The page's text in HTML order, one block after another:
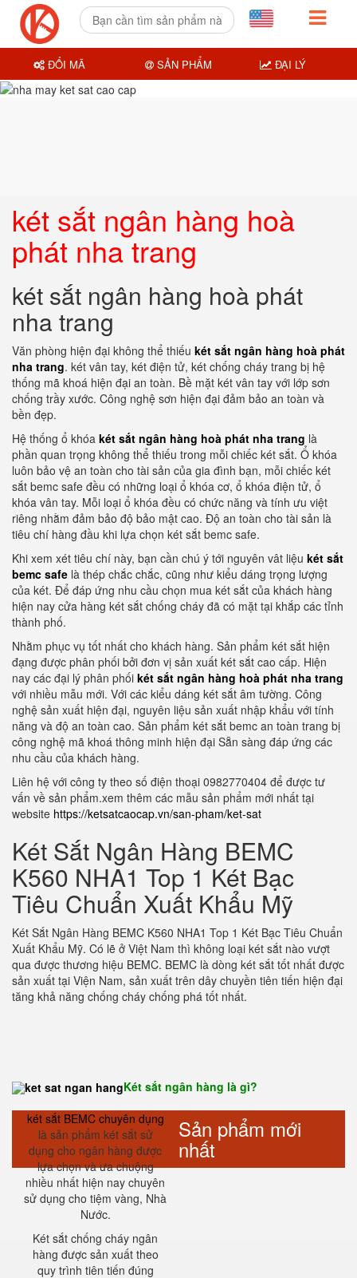
két sắt ngân hàng hoà
phát nha trang
két sắt ngân hàng hoà phát
nha trang
Văn phòng hiện đại không thể thiếu két sắt ngân hàng hoà phát
nha trang. két vân tay, két điện tử, két chống cháy trang bị hệ
thống mã khoá hiện đại an toàn. Bề mặt két vân tay với lớp sơn
chống trầy xước. Công nghệ sơn hiện đại đảm bảo an toàn và
bền đẹp.
Hệ thống ổ khóa két sắt ngân hàng hoà phát nha trang là
phần quan trọng không thể thiếu trong mỗi chiếc két sắt. Ổ khóa
luôn bảo vệ an toàn cho tài sản của gia đình bạn, mỗi chiếc két
sắt bemc safe đều có những loại ổ khóa cơ, ổ khóa điện tử, ổ
khóa vân tay. Mỗi loại ổ khóa đều có chức năng và tính ưu việt
riêng nhằm đảm bảo độ bảo mật cao. Độ an toàn cho tài sản là
tiêu chí hàng đầu khi lựa chọn két sắt bemc safe.
Khi xem xét tiêu chí này, bạn cần chú ý tới nguyên vât liệu két sắt
bemc safe là thép chắc chắc, cũng như kiểu dáng trọng lượng
của két. Để đáp ứng nhu cầu chọn mua két sắt của khách hàng
hiện nay cửa hàng két sắt chống cháy đã có mặt tại khắp các tỉnh
thành phố.
Nhằm phục vụ tốt nhất cho khách hàng. Sản phẩm két sắt hiện
đạng được phân phối bởi đơn vị sản xuất két sắt cao cấp. Hiện
nay các đại lý phân phối két sắt ngân hàng hoà phát nha trang
với nhiều mẫu mới. Với các kiểu dáng két sắt âm tường. Công
nghệ sản xuất hiện đại, nguyên liệu sản xuất nhập khẩu với tính
năng và độ an toàn cao. Sản phẩm két sắt bemc an toàn trang bị
công nghệ mã khoá thông minh hiện đại Sẵn sàng đáp ứng các
nhu cầu của khách hàng.
Liên hệ với công ty theo số điện thoại 0982770404 để được tư
vấn về sản phẩm.xem thêm các mẫu sản phẩm mới nhất tại
website https://ketsatcaocap.vn/san-pham/ket-sat
Két Sắt Ngân Hàng BEMC
K560 NHA1 Top 1 Két Bạc
Tiêu Chuẩn Xuất Khẩu Mỹ
Két Sắt Ngân Hàng BEMC K560 NHA1 Top 1 Két Bạc Tiêu Chuẩn
Xuất Khẩu Mỹ. Có lẽ ở Việt Nam thì không loại két sắt nào vượt
qua được thương hiệu BEMC. BEMC là dòng két sắt tốt nhất được
sản xuất tại Viện Nam, sản xuất trên dây chuyền tiên tiến hiện đại
tăng khả năng chống cháy chống phá tốt nhất.
Két sắt ngân hàng là gì?
két sắt BEMC chuyên dụng
là sản phẩm két sắt sử
dụng cho ngân hàng được
lựa chọn và ưa chuộng
nhiều nhất hiện nay chuyên
sử dụng cho tiệm vàng, Nhà
Nước.
Két sắt chống cháy ngân
hàng được sản xuất theo
quy trình tiên tiến đúng
Sản phẩm mới
nhất
ĐỔI MÃ SẢN PHẨM ĐẠI LÝ